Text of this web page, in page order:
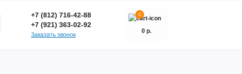
+7 (812) 716-42-88
+7 (921) 363-02-92
Заказать звонок
0
0 р.